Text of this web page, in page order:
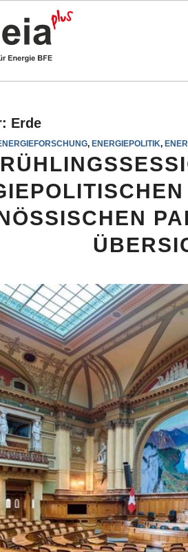
Erde
,ENERGIEPOLITIK,